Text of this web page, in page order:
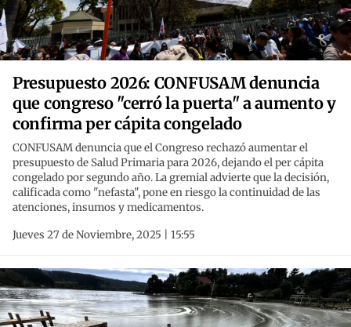
Presupuesto 2026: CONFUSAM denuncia
que congreso "cerró la puerta" a aumento y
confirma per cápita congelado
CONFUSAM denuncia que el Congreso rechazó aumentar el
presupuesto de Salud Primaria para 2026, dejando el per cápita
congelado por segundo año. La gremial advierte que la decisión,
calificada como "nefasta", pone en riesgo la continuidad de las
atenciones, insumos y medicamentos.
Jueves 27 de Noviembre, 2025 | 15:55